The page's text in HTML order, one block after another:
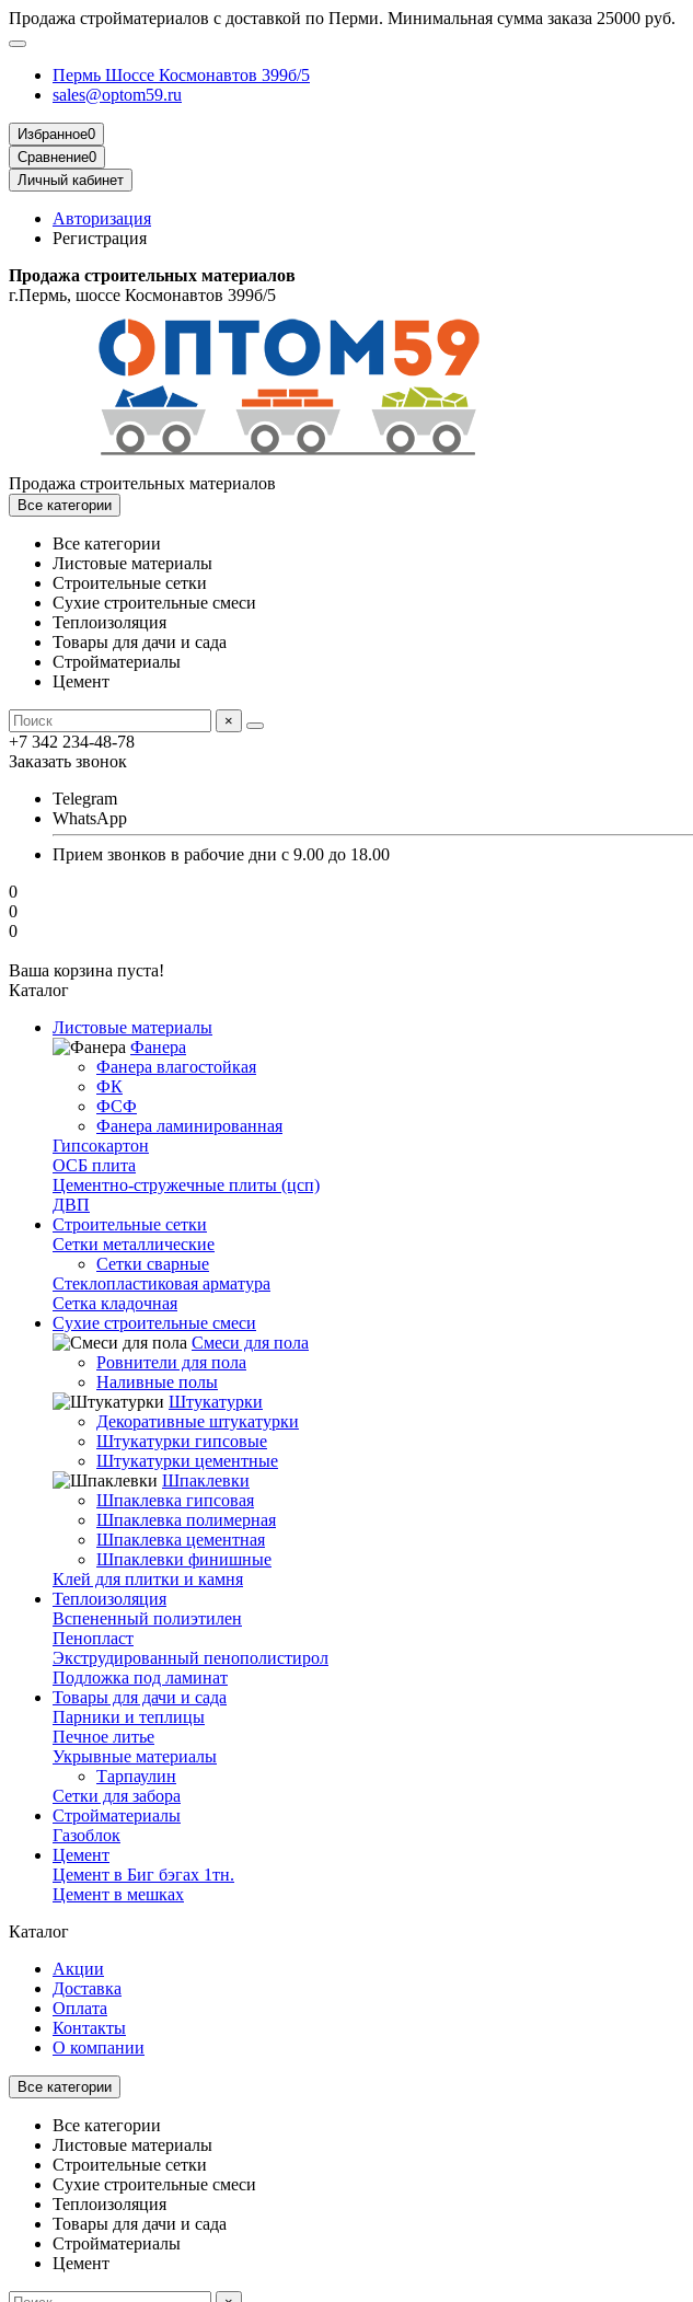
Продажа стройматериалов с доставкой по Перми. Минимальная сумма заказа 25000 руб.
Пермь Шоссе Космонавтов 399б/5
sales@optom59.ru
Избранное0
Сравнение0
Личный кабинет
Авторизация
Регистрация
Продажа строительных материалов
г.Пермь, шоссе Космонавтов 399б/5
Продажа строительных материалов
Все категории
Все категории
Листовые материалы
Строительные сетки
Сухие строительные смеси
Теплоизоляция
Товары для дачи и сада
Стройматериалы
Цемент
×
+7 342 234-48-78
Заказать звонок
Telegram
WhatsApp
Прием звонков в рабочие дни с 9.00 до 18.00
0
0
0
Ваша корзина пуста!
Каталог
Листовые материалы
Фанера
Фанера влагостойкая
ФК
ФСФ
Фанера ламинированная
Гипсокартон
ОСБ плита
Цементно-стружечные плиты (цсп)
ДВП
Строительные сетки
Сетки металлические
Сетки сварные
Стеклопластиковая арматура
Сетка кладочная
Сухие строительные смеси
Смеси для пола
Ровнители для пола
Наливные полы
Штукатурки
Декоративные штукатурки
Штукатурки гипсовые
Штукатурки цементные
Шпаклевки
Шпаклевка гипсовая
Шпаклевка полимерная
Шпаклевка цементная
Шпаклевки финишные
Клей для плитки и камня
Теплоизоляция
Вспененный полиэтилен
Пенопласт
Экструдированный пенополистирол
Подложка под ламинат
Товары для дачи и сада
Парники и теплицы
Печное литье
Укрывные материалы
Тарпаулин
Сетки для забора
Стройматериалы
Газоблок
Цемент
Цемент в Биг бэгах 1тн.
Цемент в мешках
Каталог
Акции
Доставка
Оплата
Контакты
О компании
Все категории
Все категории
Листовые материалы
Строительные сетки
Сухие строительные смеси
Теплоизоляция
Товары для дачи и сада
Стройматериалы
Цемент